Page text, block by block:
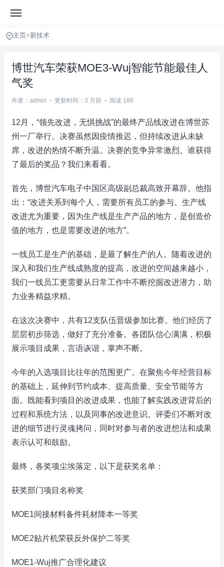
主页>新技术
博世汽车荣获MOE3-Wuj智能节能最佳人
气奖
作者：admin • 更新时间：3 月前 • 阅读 188
12月，“领先改进，无惧挑战”的最终产品线改进在博世苏
州一厂举行。决赛虽然因疫情推迟，但持续改进从未缺
席，改进的热情不断升温。决赛的竞争异常激烈。谁获得
了最后的奖品？我们来看看。
首先，博世汽车电子中国区高级副总裁高致开幕辞。他指
出：“改进关系到每个人，需要所有员工的参与。生产线
改进尤为重要，因为生产线是生产产品的地方，是创造价
值的地方，也是需要改进的地方”。
一线员工是生产的基础，是最了解生产的人。随着改进的
深入和我们生产线成熟度的提高，改进的空间越来越小，
我们一线员工更需要从日常工作中不断挖掘改进潜力，助
力业务精益求精。
在这次决赛中，共有12支队伍晋级参加比赛。他们经历了
层层初步筛选，做好了充分准备。各团队信心满满，积极
展示项目成果，言语诙谐，掌声不断。
今年的入选项目比往年的范围更广。在聚焦今年经营目标
的基础上，延伸到节约成本、提高质量、安全节能等方
面。既能看到项目的改进成果，也能了解实践改进背后的
过程和系统方法，以及同事的改进意识。评委们不断对改
进的细节进行灵魂拷问，同时对参与者的改进想法和成果
表示认可和鼓励。
最终，各奖项尘埃落定，以下是获奖名单：
获奖部门项目名称奖
MOE1间接材料备件耗材降本一等奖
MOE2贴片机荣获反外保护二等奖
MOE1-Wuj推广合理化建议